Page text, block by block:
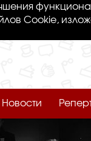
Cookie,
Новости